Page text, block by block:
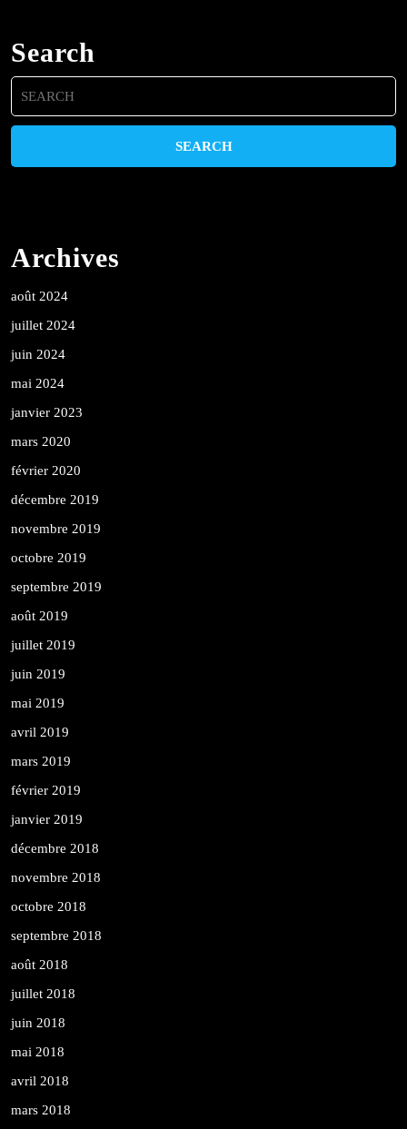
Search
Search
for:
Archives
août 2024
juillet 2024
juin 2024
mai 2024
janvier 2023
mars 2020
février 2020
décembre 2019
novembre 2019
octobre 2019
septembre 2019
août 2019
juillet 2019
juin 2019
mai 2019
avril 2019
mars 2019
février 2019
janvier 2019
décembre 2018
novembre 2018
octobre 2018
septembre 2018
août 2018
juillet 2018
juin 2018
mai 2018
avril 2018
mars 2018